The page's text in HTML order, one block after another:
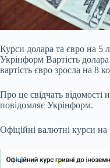
Курси долара та євро на 5
Укрінформ Вартість
вартість євро зросла на 8
Про це свідчать відомості
повідомляє Укрінформ.
Офіційні валютні курси